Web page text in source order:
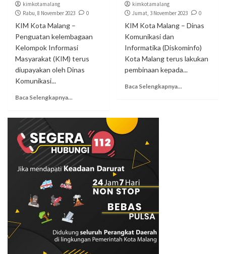
kimkotamalang
Rabu, 8 November 2023
0
KIM Kota Malang –
Penguatan kelembagaan
Kelompok Informasi
Masyarakat (KIM) terus
diupayakan oleh Dinas
Komunikasi...
Baca Selengkapnya...
kimkotamalang
Jumat, 3 November 2023
0
KIM Kota Malang – Dinas
Komunikasi dan
Informatika (Diskominfo)
Kota Malang terus lakukan
pembinaan kepada...
Baca Selengkapnya...